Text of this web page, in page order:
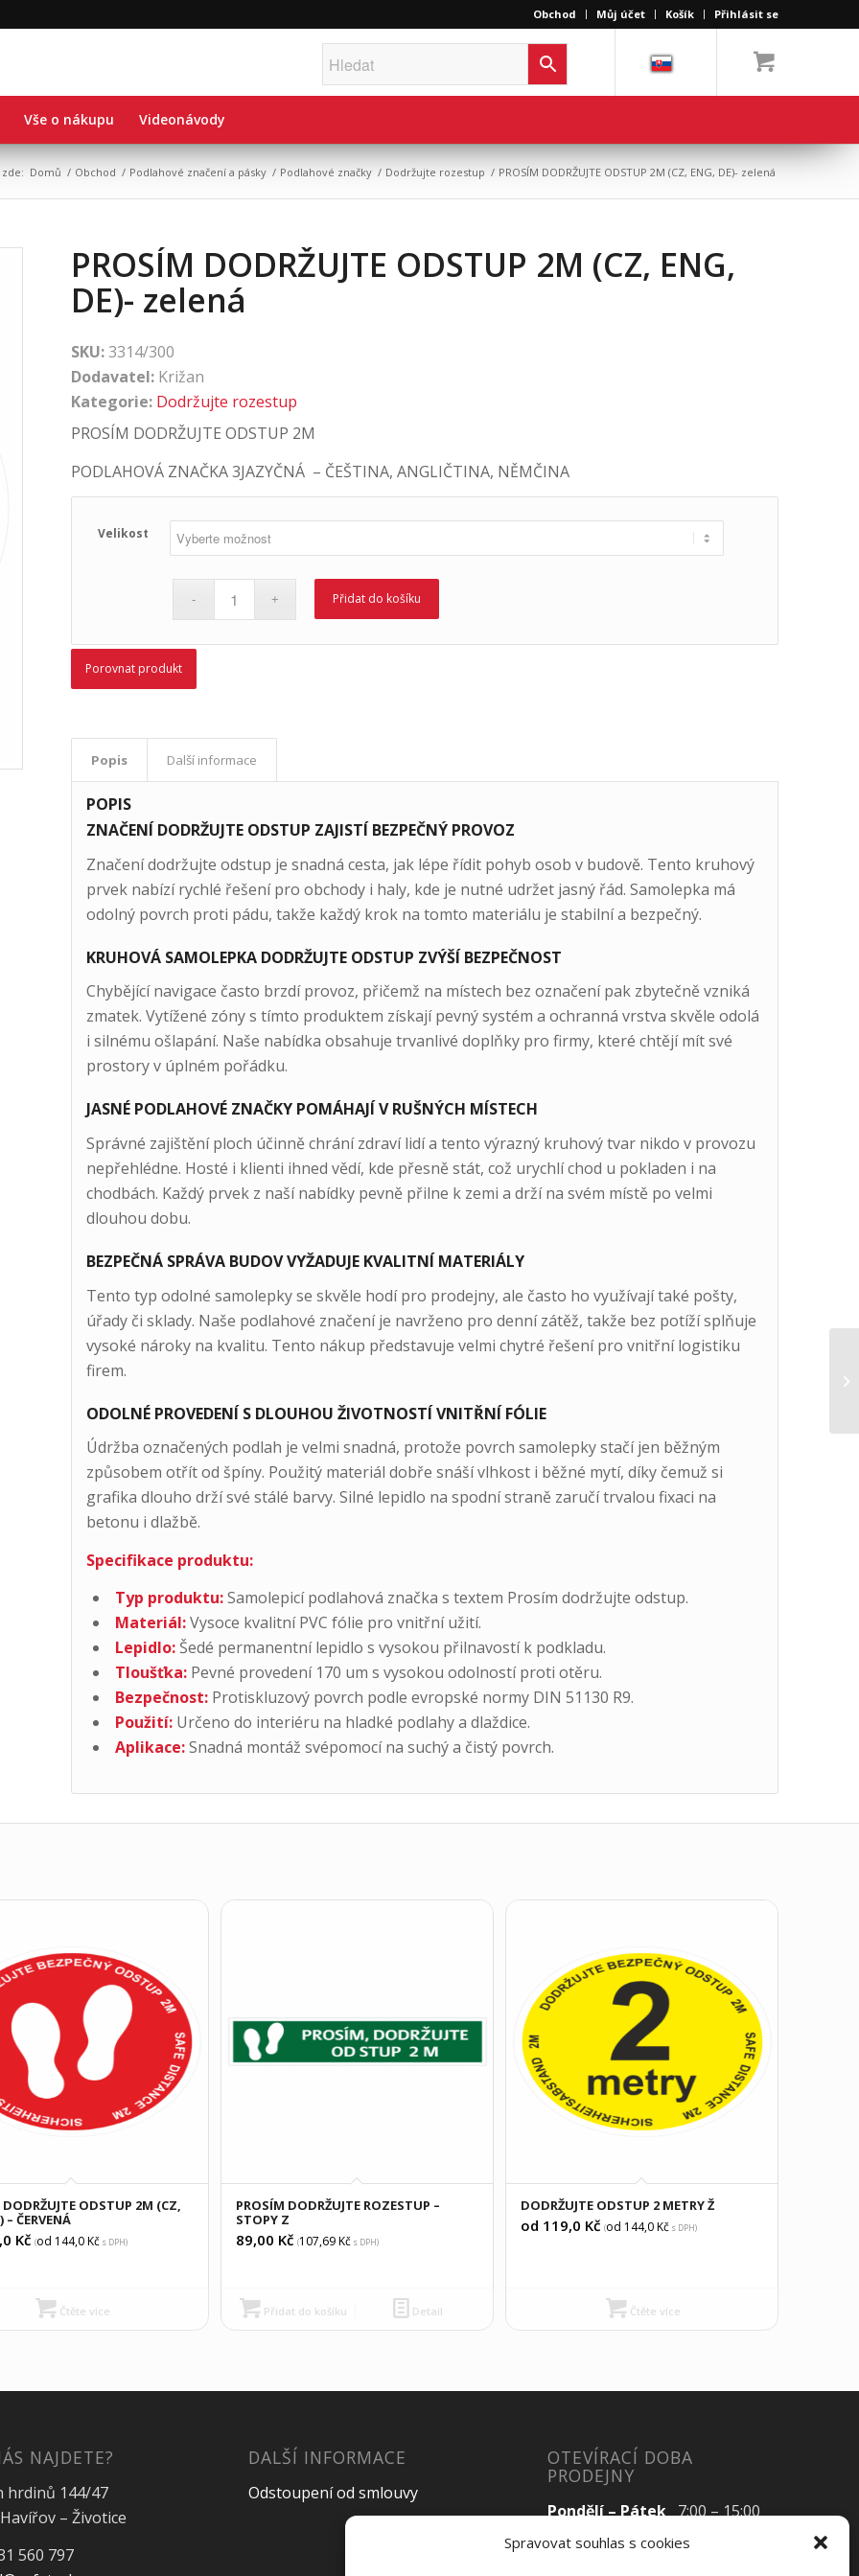
Spravovat souhlas s cookies
Obchod Můj účet Košík Přihlásit se
Vše o nákupu Videonávody
zde: Domů / Obchod / Podlahové značení a pásky / Podlahové značky / Dodržujte rozestup / PROSÍM DODRŽUJTE ODSTUP 2M (CZ, ENG, DE)- zelená
PROSÍM DODRŽUJTE ODSTUP 2M (CZ, ENG,
DE)- zelená
SKU:3314/300
Dodavatel: Križan
Kategorie: Dodržujte rozestup
PROSÍM DODRŽUJTE ODSTUP 2M
PODLAHOVÁ ZNAČKA 3JAZYČNÁ – ČEŠTINA, ANGLIČTINA, NĚMČINA
Velikost
Přidat do košíku
Porovnat produkt
Popis Další informace
POPIS
ZNAČENÍ DODRŽUJTE ODSTUP ZAJISTÍ BEZPEČNÝ PROVOZ
Značení dodržujte odstup je snadná cesta, jak lépe řídit pohyb osob v budově. Tento kruhový
prvek nabízí rychlé řešení pro obchody i haly, kde je nutné udržet jasný řád. Samolepka má
odolný povrch proti pádu, takže každý krok na tomto materiálu je stabilní a bezpečný.
KRUHOVÁ SAMOLEPKA DODRŽUJTE ODSTUP ZVÝŠÍ BEZPEČNOST
Chybějící navigace často brzdí provoz, přičemž na místech bez označení pak zbytečně vzniká
zmatek. Vytížené zóny s tímto produktem získají pevný systém a ochranná vrstva skvěle odolá
i silnému ošlapání. Naše nabídka obsahuje trvanlivé doplňky pro firmy, které chtějí mít své
prostory v úplném pořádku.
JASNÉ PODLAHOVÉ ZNAČKY POMÁHAJÍ V RUŠNÝCH MÍSTECH
Správné zajištění ploch účinně chrání zdraví lidí a tento výrazný kruhový tvar nikdo v provozu
nepřehlédne. Hosté i klienti ihned vědí, kde přesně stát, což urychlí chod u pokladen i na
chodbách. Každý prvek z naší nabídky pevně přilne k zemi a drží na svém místě po velmi
dlouhou dobu.
BEZPEČNÁ SPRÁVA BUDOV VYŽADUJE KVALITNÍ MATERIÁLY
Tento typ odolné samolepky se skvěle hodí pro prodejny, ale často ho využívají také pošty,
úřady či sklady. Naše podlahové značení je navrženo pro denní zátěž, takže bez potíží splňuje
vysoké nároky na kvalitu. Tento nákup představuje velmi chytré řešení pro vnitřní logistiku
firem.
ODOLNÉ PROVEDENÍ S DLOUHOU ŽIVOTNOSTÍ VNITŘNÍ FÓLIE
Údržba označených podlah je velmi snadná, protože povrch samolepky stačí jen běžným
způsobem otřít od špíny. Použitý materiál dobře snáší vlhkost i běžné mytí, díky čemuž si
grafika dlouho drží své stálé barvy. Silné lepidlo na spodní straně zaručí trvalou fixaci na
betonu i dlažbě.
Specifikace produktu:
Typ produktu:Samolepicí podlahová značka s textem Prosím dodržujte odstup.
Materiál:Vysoce kvalitní PVC fólie pro vnitřní užití.
Lepidlo:Šedé permanentní lepidlo s vysokou přilnavostí k podkladu.
Tloušťka:Pevné provedení 170 um s vysokou odolností proti otěru.
Bezpečnost:Protiskluzový povrch podle evropské normy DIN 51130 R9.
Použití:Určeno do interiéru na hladké podlahy a dlaždice.
Aplikace:Snadná montáž svépomocí na suchý a čistý povrch.
DODRŽUJTE ODSTUP 2M (CZ,
– ČERVENÁ
Kč (od 144,0Kčs DPH)
Čtěte více
PROSÍM DODRŽUJTE ROZESTUP –
STOPY Z
89,00 Kč (107,69Kčs DPH)
Přidat do košíku Detail
DODRŽUJTE ODSTUP 2 METRY Ž
od 119,0 Kč (od 144,0Kčs DPH)
Čtěte více
NAJDETE?
hrdinů 144/47
– Životice
560 797
DALŠÍ INFORMACE
Odstoupení od smlouvy
OTEVÍRACÍ DOBA
PRODEJNY
Pondělí – Pátek7:00 – 15:00